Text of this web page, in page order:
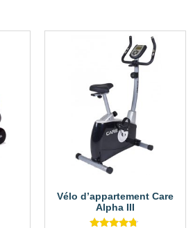
Vélo d’appartement Care
Alpha III